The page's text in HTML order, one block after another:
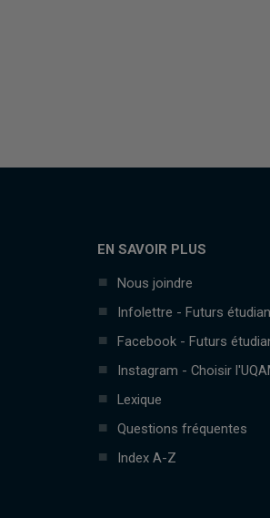
EN SAVOIR PLUS
Nous joindre
Infolettre - Futurs
Facebook - Futurs
Instagram - Choisir
Lexique
Questions fréquentes
Index A-Z